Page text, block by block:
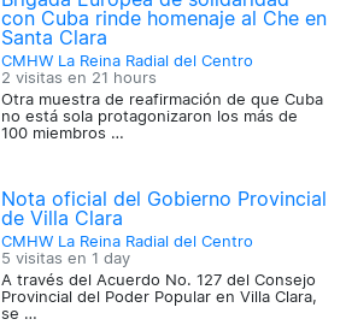
con Cuba rinde homenaje al Che en
Santa Clara
CMHW La Reina Radial del Centro
2 visitas en 21 hours
Otra muestra de reafirmación de que Cuba
no está sola protagonizaron los más de
100 miembros …
Nota oficial del Gobierno Provincial
de Villa Clara
CMHW La Reina Radial del Centro
5 visitas en 1 day
A través del Acuerdo No. 127 del Consejo
Provincial del Poder Popular en Villa Clara,
se …